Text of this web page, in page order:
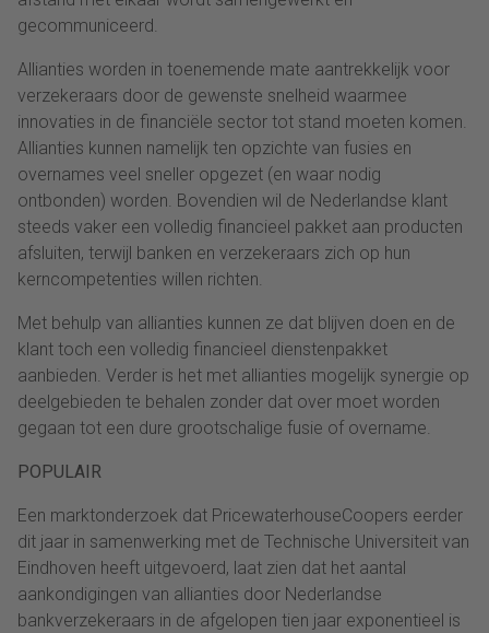
gecommuniceerd.
Allianties worden in toenemende mate aantrekkelijk voor
verzekeraars door de gewenste snelheid waarmee
innovaties in de financiële sector tot stand moeten komen.
Allianties kunnen namelijk ten opzichte van fusies en
overnames veel sneller opgezet (en waar nodig
ontbonden) worden. Bovendien wil de Nederlandse klant
steeds vaker een volledig financieel pakket aan producten
afsluiten, terwijl banken en verzekeraars zich op hun
kerncompetenties willen richten.
Met behulp van allianties kunnen ze dat blijven doen en de
klant toch een volledig financieel dienstenpakket
aanbieden. Verder is het met allianties mogelijk synergie op
deelgebieden te behalen zonder dat over moet worden
gegaan tot een dure grootschalige fusie of overname.
POPULAIR
Een marktonderzoek dat PricewaterhouseCoopers eerder
dit jaar in samenwerking met de Technische Universiteit van
Eindhoven heeft uitgevoerd, laat zien dat het aantal
aankondigingen van allianties door Nederlandse
bankverzekeraars in de afgelopen tien jaar exponentieel is